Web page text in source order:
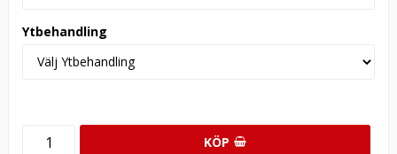
Ytbehandling
KÖP